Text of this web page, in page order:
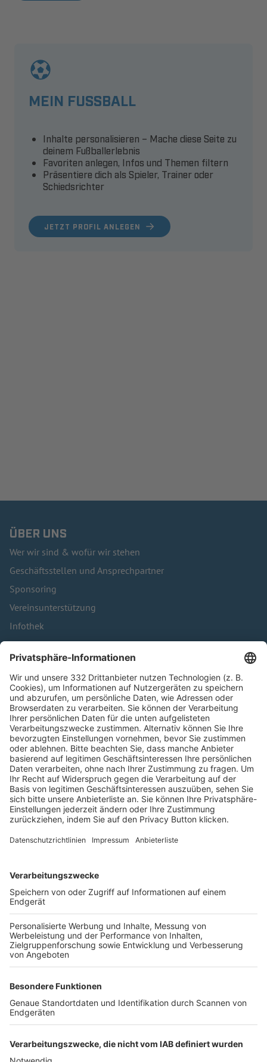
MEIN FUSSBALL
JETZT PROFIL ANLEGEN
Inhalte personalisieren – Mache diese Seite zu
deinem Fußballerlebnis
Favoriten anlegen, Infos und Themen filtern
Präsentiere dich als Spieler, Trainer oder
Schiedsrichter
ÜBER UNS
Wer wir sind & wofür wir stehen
Geschäftsstellen und Ansprechpartner
Sponsoring
Vereinsunterstützung
Infothek
Kontakt
HÄUFIG BESUCHTE SEITEN
Pässe und Vereinswechsel
Trainerausbildung
Schulungsangebot Vereinsmitarbeiter
BFV-Geschäftsstellen
Trainerbörse
Login SpielPlus
FOLGE DEM BFV
TOP-VEREINE
TOP-PARTNER